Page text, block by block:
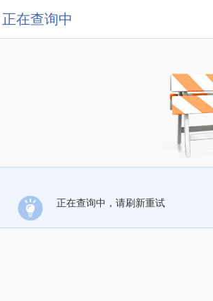
正在查询中
正在查询中，请刷新重试